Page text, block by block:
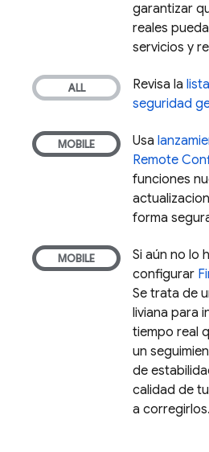
garantizar
reales
servicios y
Revisa la
seguridad
Usa
Remote
funciones
forma
Si aún no lo
configurar
Se trata de
liviana para
tiempo real
un
de
calidad de
a corregirlos.